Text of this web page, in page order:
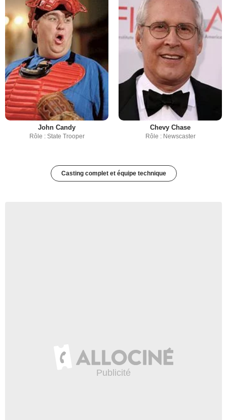
John Candy
Rôle : State Trooper
Chevy Chase
Rôle : Newscaster
Casting complet et équipe technique